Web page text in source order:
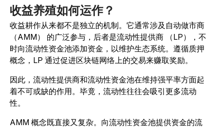
收益养殖如何运作？
收益耕作从来都不是独立的机制。它通常涉及自动做市商
（AMM） 的广泛参与，后者是流动性提供商 （LP），不
时向流动性资金池添加资金，以维护生态系统。遵循质押
概念，LP 通过促进区块链网络上的交易来赚取奖励。
因此，流动性提供商和流动性资金池在维持强平率方面起
着不可或缺的作用。毕竟，流动性往往会吸引更多流动
性。
AMM 概念既直接又复杂。向流动性资金池提供资金的流